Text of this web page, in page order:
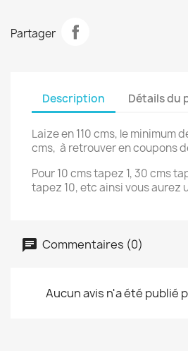
Partager
Description Détails du
Laize en 110 cms, le minimum
cms, à retrouver en coupons
Pour 10 cms tapez 1, 30 cms
tapez 10, etc ainsi vous aurez
Commentaires (0)
Aucun avis n'a été publié